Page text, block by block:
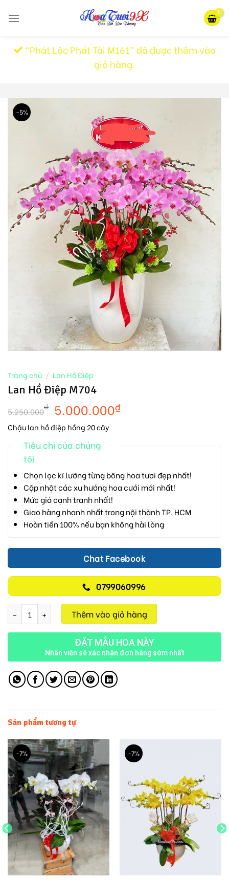
“Phát Lộc Phát Tài M161” đã được thêm vào
giỏ hàng.
-5%
Trang chủ / Lan Hồ Điệp
Lan Hồ Điệp M704
5.250.000₫ 5.000.000₫
Chậu lan hồ điệp hồng 20 cây
Tiêu chí của chúng
tôi
Chọn lọc kĩ lưỡng từng bông hoa tươi đẹp nhất!
Cập nhật các xu hướng hoa cưới mới nhất!
Mức giá cạnh tranh nhất!
Giao hàng nhanh nhất trong nội thành TP. HCM
Hoàn tiền 100% nếu bạn không hài lòng
Chat Facebook
0799060996
Lan Hồ Điệp M704 số lượngThêm vào giỏ hàng
ĐẶT MẪU HOA NÀY
Nhân viên sẽ xác nhận đơn hàng sớm nhất
Sản phẩm tương tự
-7% -7%